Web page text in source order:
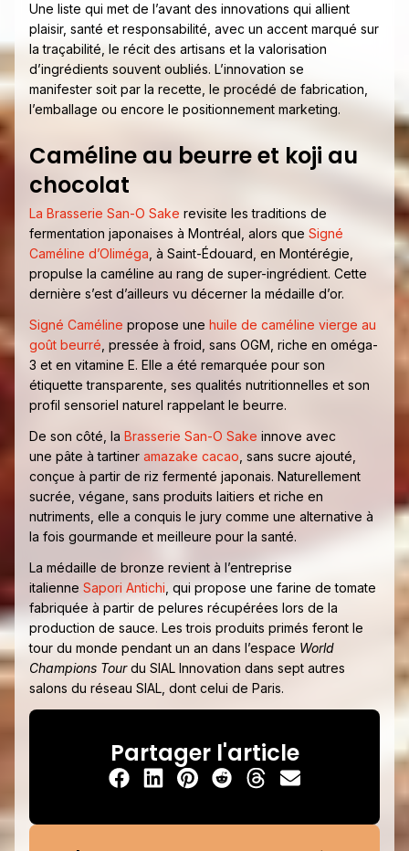
Une liste qui met de l’avant des innovations qui allient
plaisir, santé et responsabilité, avec un accent marqué sur
la traçabilité, le récit des artisans et la valorisation
d’ingrédients souvent oubliés. L’innovation se
manifester soit par la recette, le procédé de fabrication,
l’emballage ou encore le positionnement marketing.
Caméline au beurre et koji au
chocolat
La Brasserie San-O Sake revisite les traditions de
fermentation japonaises à Montréal, alors que Signé
Caméline d’Oliméga , à Saint-Édouard, en Montérégie,
propulse la caméline au rang de super-ingrédient. Cette
dernière s’est d’ailleurs vu décerner la médaille d’or.
Signé Caméline propose une huile de caméline vierge au
goût beurré , pressée à froid, sans OGM, riche en oméga-
3 et en vitamine E. Elle a été remarquée pour son
étiquette transparente, ses qualités nutritionnelles et son
profil sensoriel naturel rappelant le beurre.
De son côté, la Brasserie San-O Sake innove avec
une pâte à tartiner amazake cacao , sans sucre ajouté,
conçue à partir de riz fermenté japonais. Naturellement
sucrée, végane, sans produits laitiers et riche en
nutriments, elle a conquis le jury comme une alternative à
la fois gourmande et meilleure pour la santé.
La médaille de bronze revient à l’entreprise
italienne Sapori Antichi , qui propose une farine de tomate
fabriquée à partir de pelures récupérées lors de la
production de sauce. Les trois produits primés feront le
tour du monde pendant un an dans l’espace World
Champions Tourdu SIAL Innovation dans sept autres
salons du réseau SIAL, dont celui de Paris.
Partager l'article